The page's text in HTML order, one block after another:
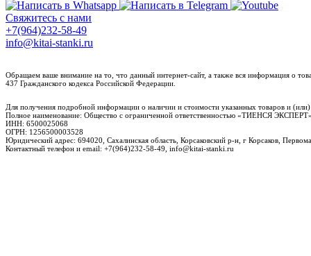
Свяжитесь с нами
+7(964)232-58-49
info@kitai-stanki.ru
Обращаем ваше внимание на то, что данный интернет-сайт, а также вся информация о
437 Гражданского кодекса Российской Федерации.
Для получения подробной информации о наличии и стоимости указанных товаров и
Полное наименование: Общество с ограниченной ответственностью «ТИЕНСЯ
ИНН: 6500025068
ОГРН: 1256500003528
Юридический адрес: 694020, Сахалинская область, Корсаковский р-н, г Корсаков,
Контактный телефон и email: +7(964)232-58-49, info@kitai-stanki.ru